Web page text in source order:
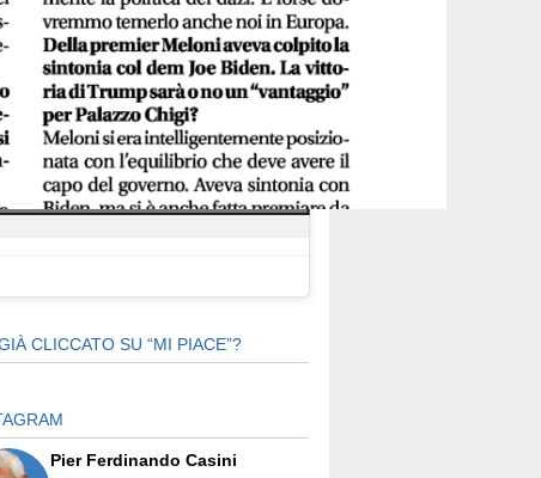
FANS
clic per accettare i cookie marketing e
abilitare questo contenuto
CLICCATO SU “MI PIACE”?
Pier Ferdinando Casini